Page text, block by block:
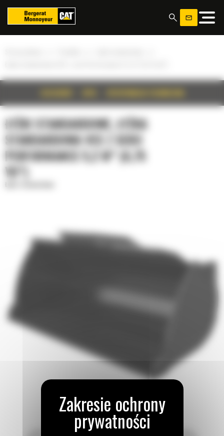
ŁYŻKI STANDARDOWE, ŁYŻKA
STANDARDOWA VCE Z SERII
PERFORMANCE 5,2 M³ (6,75
YD³)
Panel zarządzania plikami cookies